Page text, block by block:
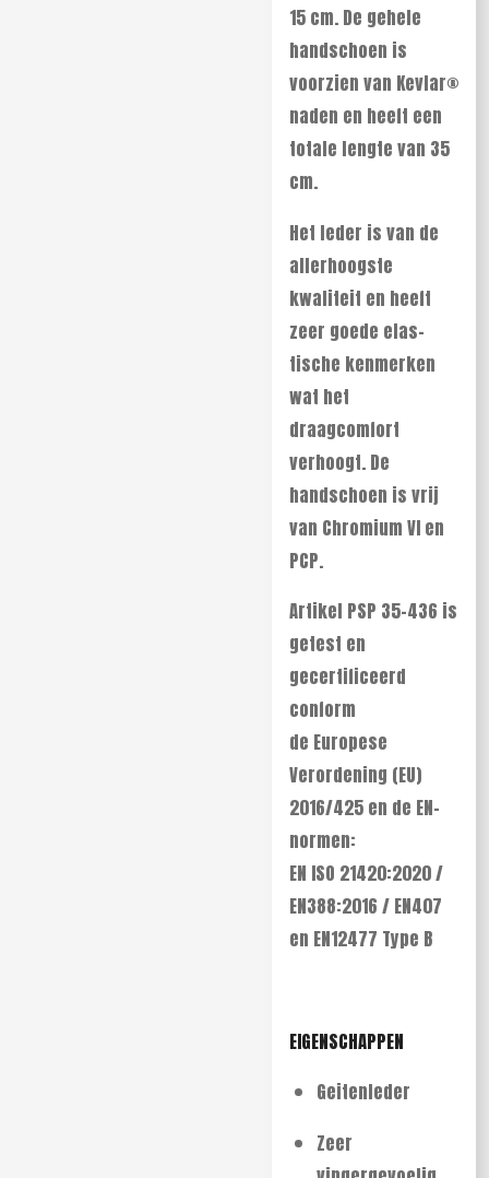
15 cm. De gehele
handschoen is
voorzien van Kevlar®
naden en heeft een
totale lengte van 35
cm.
Het leder is van de
allerhoogste
kwaliteit en heeft
zeer goede elas-
tische kenmerken
wat het
draagcomfort
verhoogt. De
handschoen is vrij
van Chromium VI en
PCP.
Artikel PSP 35-436 is
getest en
gecertificeerd
conform
de Europese
Verordening (EU)
2016/425 en de EN-
normen:
EN ISO 21420:2020 /
EN388:2016 / EN407
en EN12477 Type B
EIGENSCHAPPEN
Geitenleder
Zeer